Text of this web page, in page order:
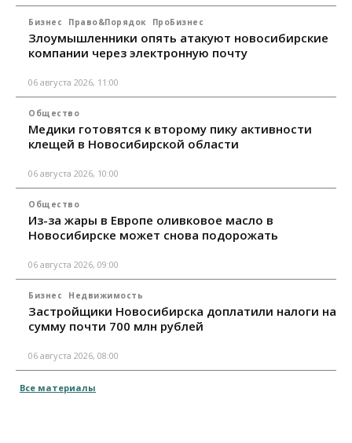
Бизнес Право&Порядок ПроБизнес
Злоумышленники опять атакуют новосибирские
компании через электронную почту
06 августа 2026, 11:00
Общество
Медики готовятся к второму пику активности
клещей в Новосибирской области
06 августа 2026, 10:00
Общество
Из-за жары в Европе оливковое масло в
Новосибирске может снова подорожать
06 августа 2026, 09:00
Бизнес Недвижимость
Застройщики Новосибирска доплатили налоги на
сумму почти 700 млн рублей
06 августа 2026, 08:00
Все материалы